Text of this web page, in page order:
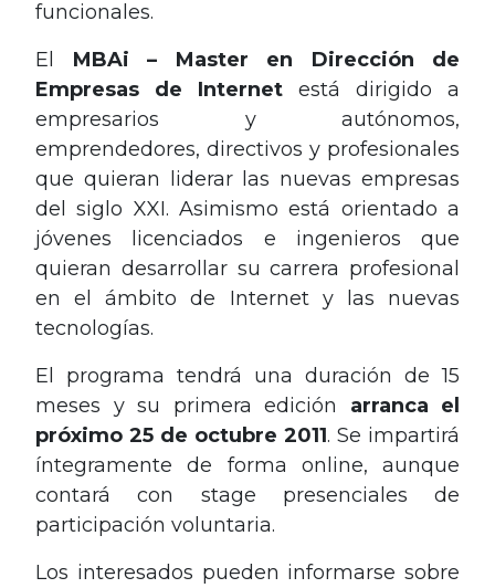
funcionales.
El MBAi – Master en Dirección de
Empresas de Internet está dirigido a
empresarios y autónomos,
emprendedores, directivos y profesionales
que quieran liderar las nuevas empresas
del siglo XXI. Asimismo está orientado a
jóvenes licenciados e ingenieros que
quieran desarrollar su carrera profesional
en el ámbito de Internet y las nuevas
tecnologías.
El programa tendrá una duración de 15
meses y su primera edición arranca el
próximo 25 de octubre 2011. Se impartirá
íntegramente de forma online, aunque
contará con stage presenciales de
participación voluntaria.
Los interesados pueden informarse sobre